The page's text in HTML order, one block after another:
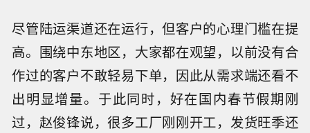
尽管陆运渠道还在运行，但客户的心理门槛在提
高。围绕中东地区，大家都在观望，以前没有合
作过的客户不敢轻易下单，因此从需求端还看不
出明显增量。于此同时，好在国内春节假期刚
过，赵俊锋说，很多工厂刚刚开工，发货旺季还